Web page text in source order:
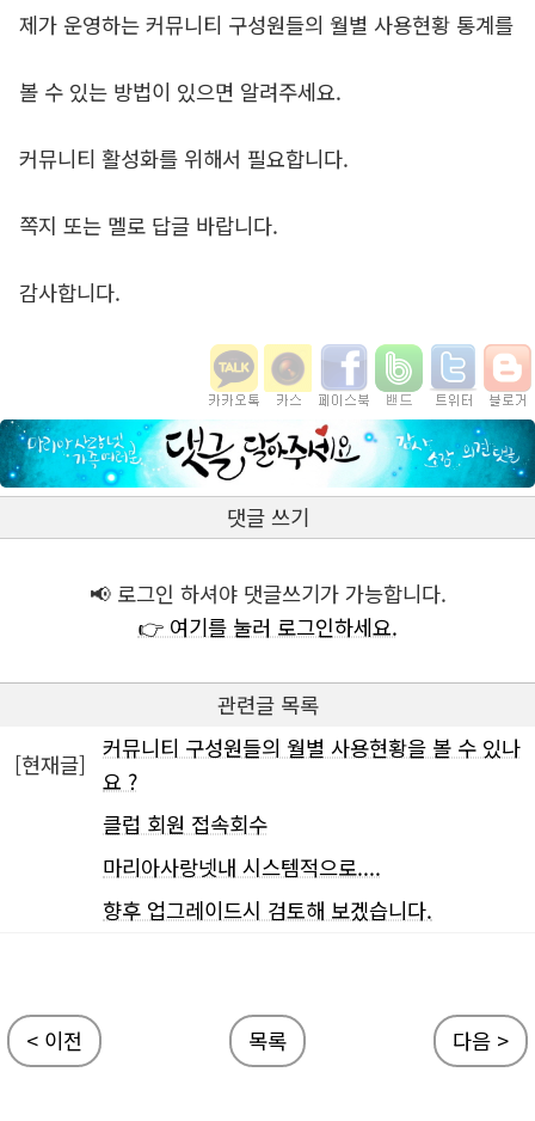
제가 운영하는 커뮤니티 구성원들의 월별 사용현황 통계를
볼 수 있는 방법이 있으면 알려주세요.
커뮤니티 활성화를 위해서 필요합니다.
쪽지 또는 멜로 답글 바랍니다.
감사합니다.
댓글 쓰기
📢 로그인 하셔야 댓글쓰기가 가능합니다.
👉 여기를 눌러 로그인하세요.
관련글 목록
[현재글]
커뮤니티 구성원들의 월별 사용현황을 볼 수 있나
요 ?
클럽 회원 접속회수
마리아사랑넷내 시스템적으로....
향후 업그레이드시 검토해 보겠습니다.
< 이전 목록 다음 >